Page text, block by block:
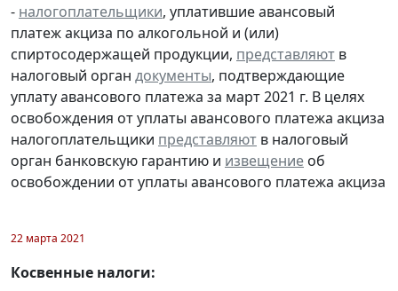
- налогоплательщики, уплатившие авансовый
платеж акциза по алкогольной и (или)
спиртосодержащей продукции, представляют в
налоговый орган документы, подтверждающие
уплату авансового платежа за март 2021 г. В целях
освобождения от уплаты авансового платежа акциза
налогоплательщики представляют в налоговый
орган банковскую гарантию и извещение об
освобождении от уплаты авансового платежа акциза
22 марта 2021
Косвенные налоги: